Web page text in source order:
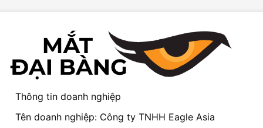
Thông tin doanh nghiệp
Tên doanh nghiệp: Công ty TNHH Eagle Asia